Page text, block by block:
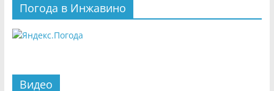
Погода в Инжавино
Видео